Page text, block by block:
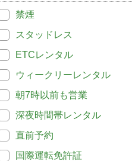
禁煙
スタッドレス
ETCレンタル
ウィークリーレンタル
朝7時以前も営業
深夜時間帯レンタル
直前予約
国際運転免許証